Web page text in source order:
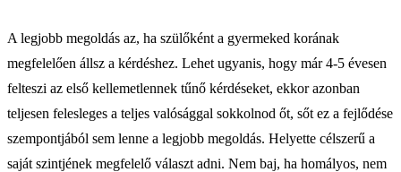
A legjobb megoldás az, ha szülőként a gyermeked korának
megfelelően állsz a kérdéshez. Lehet ugyanis, hogy már 4-5 évesen
felteszi az első kellemetlennek tűnő kérdéseket, ekkor azonban
teljesen felesleges a teljes valósággal sokkolnod őt, sőt ez a fejlődése
szempontjából sem lenne a legjobb megoldás. Helyette célszerű a
saját szintjének megfelelő választ adni. Nem baj, ha homályos, nem